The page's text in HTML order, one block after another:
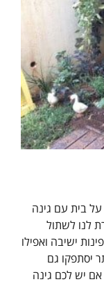
בית עם גינה
לנו לשתול
ישיבה ואפילו
יסתפקו גם
יש לכם גינה